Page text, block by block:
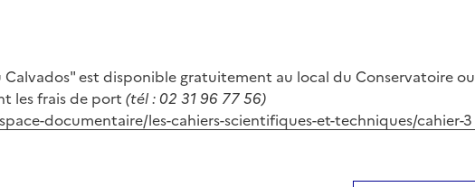
est disponible gratuitement au local du Conservatoire ou
les frais de port (tél : 02 31 96 77 56)
documentaire/les-cahiers-scientifiques-et-techniques/cahier-3